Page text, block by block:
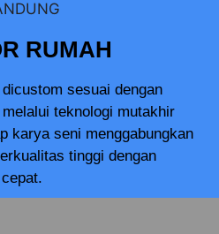
RUMAH
sesuai dengan
teknologi mutakhir
karya seni menggabungkan
tinggi dengan